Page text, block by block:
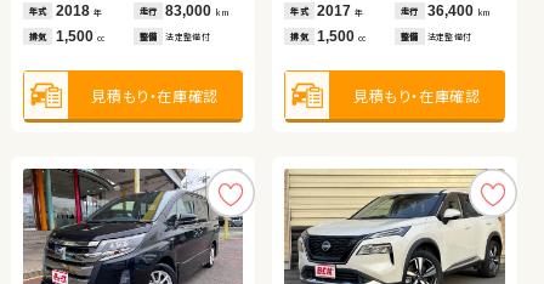
年式 2018 年 走行 83,000 km
排気 1,500 cc 整備 法定整備付
見積もり・在庫確認
年式 2017年 走行 36,400 km
排気 1,500cc 整備 法定整備付
見積もり・在庫確認
見積もり・在庫確認
年式 2019 年 走行 33,800 km
排気 2,500 cc 整備 法定整備付
見積もり・在庫確認
年式 2017年 走行 96,900 km
排気 660cc 整備 法定整備付
見積もり・在庫確認